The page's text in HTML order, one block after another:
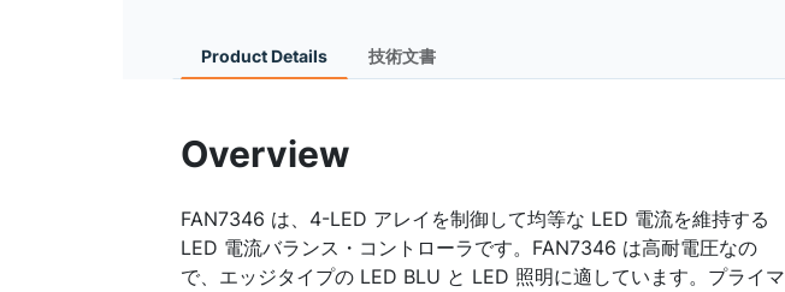
Product Details 技術文書
Overview
FAN7346 は、4-LED アレイを制御して均等な LED 電流を維持する
LED 電流バランス・コントローラです。FAN7346 は高耐電圧なの
で、エッジタイプの LED BLU と LED 照明に適しています。プライマ